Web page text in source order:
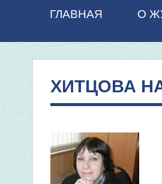
ГЛАВНАЯ О
ХИТЦОВА